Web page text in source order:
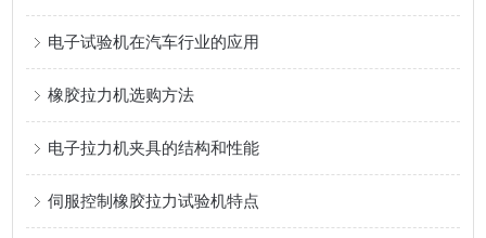
电子试验机在汽车行业的应用
橡胶拉力机选购方法
电子拉力机夹具的结构和性能
伺服控制橡胶拉力试验机特点